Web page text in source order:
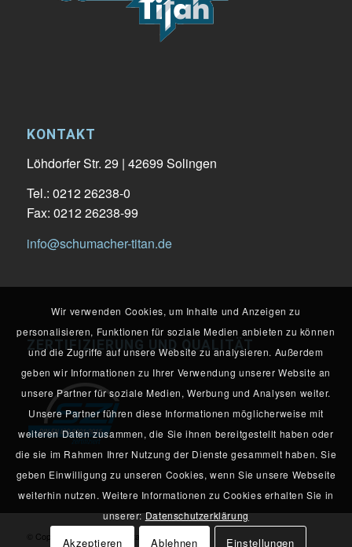
KONTAKT
Löhdorfer Str. 29 | 42699 Solingen
Tel.: 0212 26238-0
Fax: 0212 26238-99
info@schumacher-titan.de
ZERTIFIZIERUNG UND QUALITÄT
© Copyright Schumacher Titan GmbH & Co. KG
Wir verwenden Cookies, um Inhalte und Anzeigen zu
personalisieren, Funktionen für soziale Medien anbieten zu können
und die Zugriffe auf unsere Website zu analysieren. Außerdem
geben wir Informationen zu Ihrer Verwendung unserer Website an
unsere Partner für soziale Medien, Werbung und Analysen weiter.
Unsere Partner führen diese Informationen möglicherweise mit
weiteren Daten zusammen, die Sie ihnen bereitgestellt haben oder
die sie im Rahmen Ihrer Nutzung der Dienste gesammelt haben. Sie
geben Einwilligung zu unseren Cookies, wenn Sie unsere Webseite
weiterhin nutzen. Weitere Informationen zu Cookies erhalten Sie in
unserer:Datenschutzerklärung
Akzeptieren Ablehnen Einstellungen